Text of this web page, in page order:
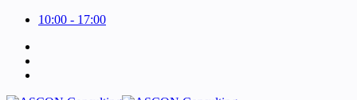
10:00 - 17:00